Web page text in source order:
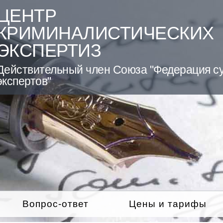
член Союза "Федерация
Вопрос-ответ Цены и тарифы